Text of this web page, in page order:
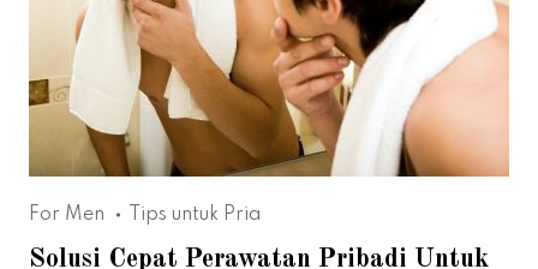
For Men Tips untuk Pria
Solusi Cepat Perawatan Pribadi Untuk